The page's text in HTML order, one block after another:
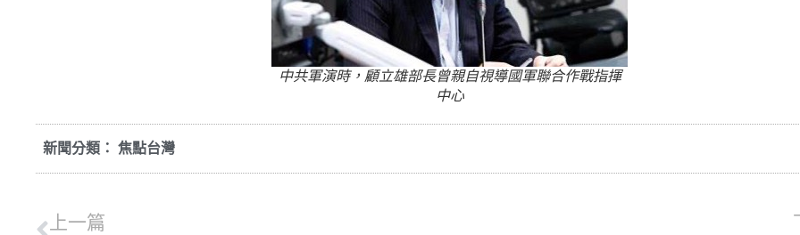
中共軍演時，顧立雄部長曾親自視導國軍聯合作戰指揮
中心
新聞分類： 焦點台灣
上一篇